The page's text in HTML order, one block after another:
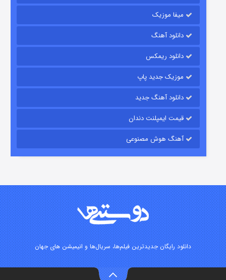
قسمت
قسمت۲ (دوبله) منتشر شد
میفا موزیک
دانلود آهنگ
دانلود ریمکس
موزیک جدید پاپ
دانلود آهنگ جدید
قیمت ایمپلنت دندان
آهنگ هوش مصنوعی
دانلود رایگان جدیدترین فیلم‌ها، سریال‌ها و انیمیشن های جهان